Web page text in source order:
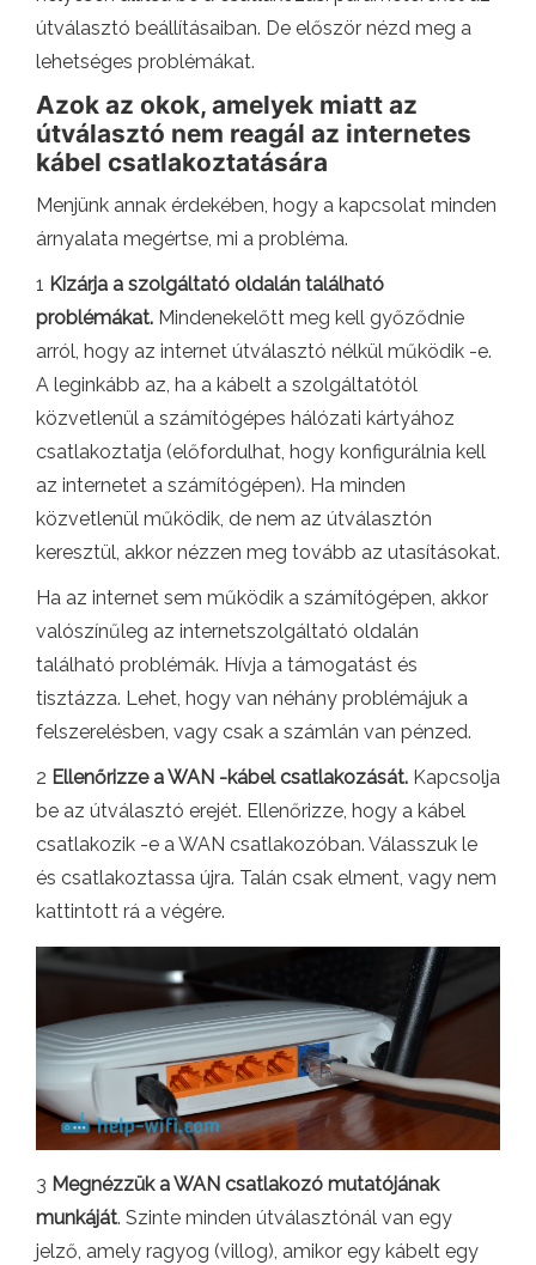
útválasztó beállításaiban. De először nézd meg a
lehetséges problémákat.
Azok az okok, amelyek miatt az
útválasztó nem reagál az internetes
kábel csatlakoztatására
Menjünk annak érdekében, hogy a kapcsolat minden
árnyalata megértse, mi a probléma.
1 Kizárja a szolgáltató oldalán található
problémákat. Mindenekelőtt meg kell győződnie
arról, hogy az internet útválasztó nélkül működik -e.
A leginkább az, ha a kábelt a szolgáltatótól
közvetlenül a számítógépes hálózati kártyához
csatlakoztatja (előfordulhat, hogy konfigurálnia kell
az internetet a számítógépen). Ha minden
közvetlenül működik, de nem az útválasztón
keresztül, akkor nézzen meg tovább az utasításokat.
Ha az internet sem működik a számítógépen, akkor
valószínűleg az internetszolgáltató oldalán
található problémák. Hívja a támogatást és
tisztázza. Lehet, hogy van néhány problémájuk a
felszerelésben, vagy csak a számlán van pénzed.
2 Ellenőrizze a WAN -kábel csatlakozását. Kapcsolja
be az útválasztó erejét. Ellenőrizze, hogy a kábel
csatlakozik -e a WAN csatlakozóban. Válasszuk le
és csatlakoztassa újra. Talán csak elment, vagy nem
kattintott rá a végére.
3 Megnézzük a WAN csatlakozó mutatójának
munkáját. Szinte minden útválasztónál van egy
jelző, amely ragyog (villog), amikor egy kábelt egy